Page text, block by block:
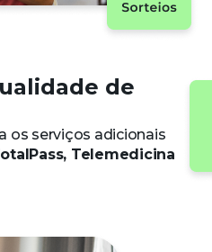
de
os serviços adicionais
Telemedicina